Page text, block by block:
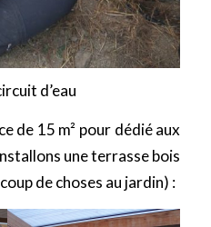
d’eau
de 15 m² pour dédié aux
une terrasse bois
de choses au jardin) :